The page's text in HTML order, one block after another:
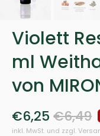
Violett
ml
von
€6,49
€6,25
inkl. MwSt. und zzgl.